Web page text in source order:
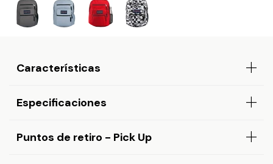
Características
Especificaciones
Puntos de retiro - Pick Up